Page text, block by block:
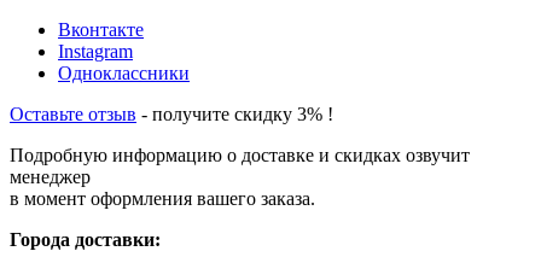
Вконтакте
Instagram
Одноклассники
Оставьте отзыв - получите скидку 3% !
Подробную информацию о доставке и скидках озвучит
менеджер
в момент оформления вашего заказа.
Города доставки: